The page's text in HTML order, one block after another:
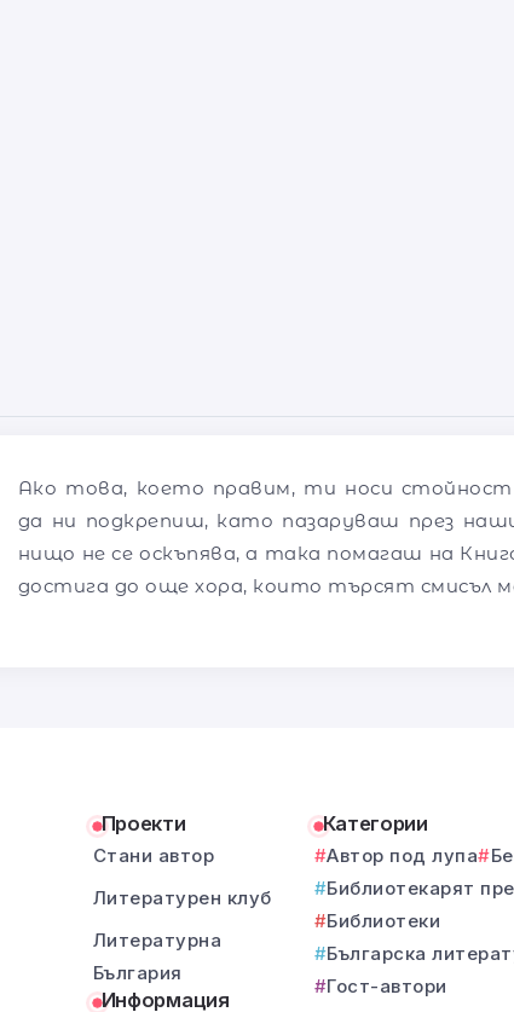
Ако това, което правим, ти носи
да ни подкрепиш, като пазаруваш през
нищо не се оскъпява, а така помагаш на
достига до още хора, които търсят смисъл
Проекти
Стани автор
Литературен клуб
Литературна
България
Информация
Категории
Автор под лупа
Библиотекарят
Библиотеки
Българска
Гост-автори